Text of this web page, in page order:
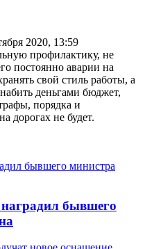
2020, 13:59
профилактику, не
постоянно аварии на
свой стиль работы, а
деньгами бюджет,
порядка и
дорогах не будет.
бывшего